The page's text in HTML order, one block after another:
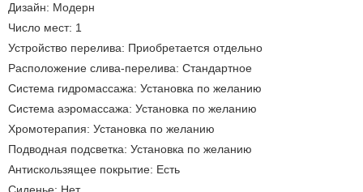
Дизайн: Модерн
Число мест: 1
Устройство перелива: Приобретается отдельно
Расположение слива-перелива: Стандартное
Система гидромассажа: Установка по желанию
Система аэромассажа: Установка по желанию
Хромотерапия: Установка по желанию
Подводная подсветка: Установка по желанию
Антискользящее покрытие: Есть